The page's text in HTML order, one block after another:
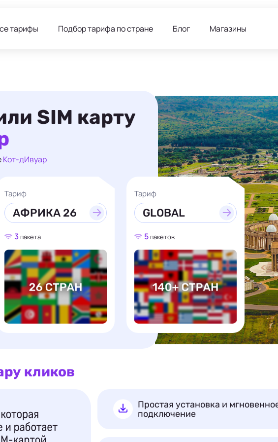
тарифы Подбор тарифа по стране Блог Магазины
SIM карту
Кот-дИвуар
Тариф
АФРИКА 26
3 пакета
Тариф
GLOBAL
5 пакетов
кликов
Простая установка и
подключение